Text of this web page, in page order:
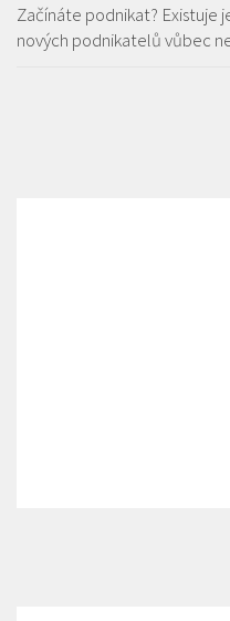
Začínáte podnikat? Existuje
nových podnikatelů vůbec